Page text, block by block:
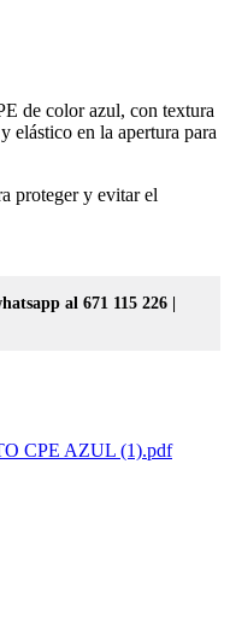
de color azul, con textura
elástico en la apertura para
proteger y evitar el
al 671 115 226 |
CPE AZUL (1).pdf